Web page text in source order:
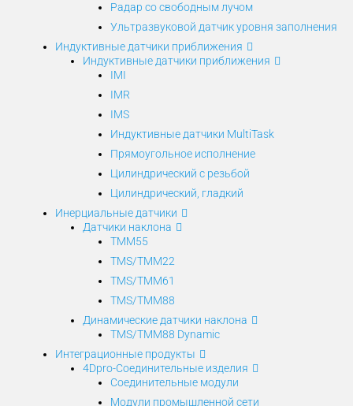
Радар со свободным лучом
Ультразвуковой датчик уровня заполнения
Индуктивные датчики приближения
Индуктивные датчики приближения
IMI
IMR
IMS
Индуктивные датчики MultiTask
Прямоугольное исполнение
Цилиндрический с резьбой
Цилиндрический, гладкий
Инерциальные датчики
Датчики наклона
TMM55
TMS/TMM22
TMS/TMM61
TMS/TMM88
Динамические датчики наклона
TMS/TMM88 Dynamic
Интеграционные продукты
4Dpro-Соединительные изделия
Соединительные модули
Модули промышленной сети